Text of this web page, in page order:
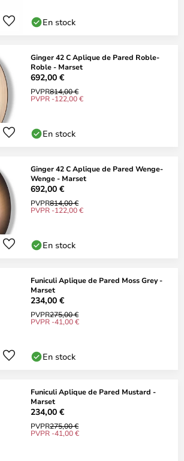
En stock
Ginger 42 C Aplique de Pared Roble-
Roble - Marset
692,00 €
PVPR814,00 €
PVPR -122,00 €
En stock
Ginger 42 C Aplique de Pared Wenge-
Wenge - Marset
692,00 €
PVPR814,00 €
PVPR -122,00 €
En stock
Funiculi Aplique de Pared Moss Grey -
Marset
234,00 €
PVPR275,00 €
PVPR -41,00 €
En stock
Funiculi Aplique de Pared Mustard -
Marset
234,00 €
PVPR275,00 €
PVPR -41,00 €